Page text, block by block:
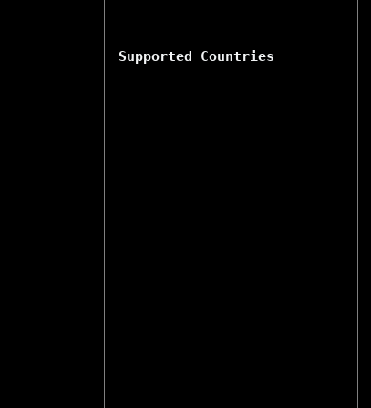
Supported Countries